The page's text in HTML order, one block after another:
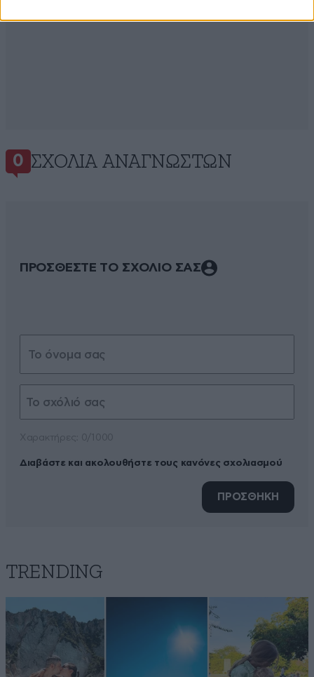
0 ΣΧΌΛΙΑ ΑΝΑΓΝΩΣΤΏΝ
ΠΡΟΣΘΕΣΤΕ ΤΟ ΣΧΟΛΙΟ ΣΑΣ
Διαβάστε και ακολουθήστε τους κανόνες σχολιασμού
ΠΡΟΣΘΗΚΗ
TRENDING